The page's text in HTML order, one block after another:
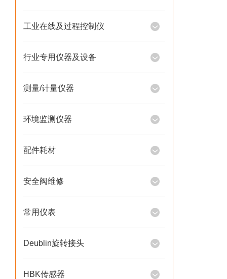
工业在线及过程控制仪
行业专用仪器及设备
测量/计量仪器
环境监测仪器
配件耗材
安全阀维修
常用仪表
Deublin旋转接头
HBK传感器